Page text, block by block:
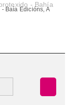
Baía Edicións, A